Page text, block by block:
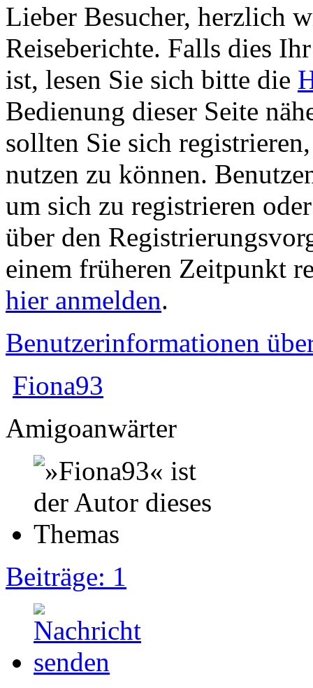
Lieber Besucher, herzlich
Reiseberichte. Falls dies
ist, lesen Sie sich bitte die
Bedienung dieser Seite
sollten Sie sich
nutzen zu können.
um sich zu registrieren
über den
einem früheren Zeitpunkt
hier anmelden.
Benutzerinformationen
Fiona93
Amigoanwärter
Beiträge: 1